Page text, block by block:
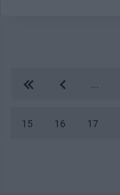
15 16 17